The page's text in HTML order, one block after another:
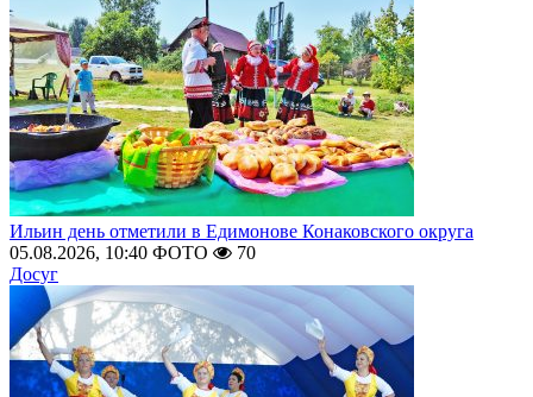
Ильин день отметили в Едимонове Конаковского округа
05.08.2026, 10:40 ФОТО
70
Досуг